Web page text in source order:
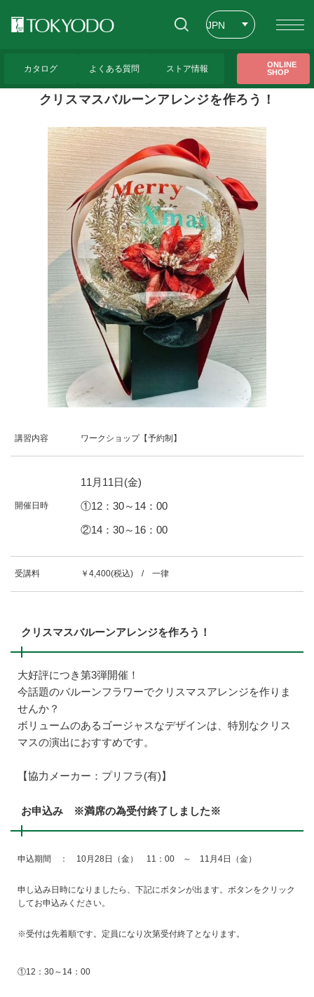
JPN
カタログ よくある質問 ストア情報
ONLINE
SHOP
クリスマスバルーンアレンジを作ろう！
クリスマスバルーンアレンジを作ろう！
講習内容 ワークショップ【予約制】
開催日時
11 月 11日(金)
①12：30～14：00
②14：30～16：00
受講料 ￥4,400(税込) / 一律
クリスマスバルーンアレンジを作ろう！
大好評につき第3弾開催！
今話題のバルーンフラワーでクリスマスアレンジを作りま
せんか？
ボリュームのあるゴージャスなデザインは、特別なクリス
マスの演出におすすめです。
【協力メーカー：プリフラ(有)】
お申込み ※満席の為受付終了しました※
申込期間 ： 10月28日（金） 11：00 ～ 11月4日（金）
申し込み日時になりましたら、下記にボタンが出ます。ボタンをクリック
してお申込みください。
※受付は先着順です。定員になり次第受付終了となります。
①12：30～14：00